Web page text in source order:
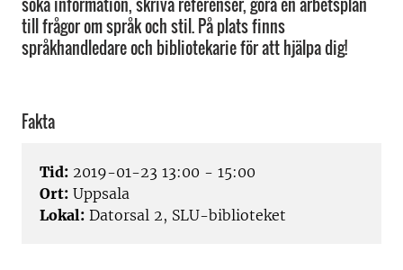
till frågor om språk och stil. På plats finns
språkhandledare och bibliotekarie för att hjälpa dig!
Fakta
Tid: 2019-01-23 13:00 - 15:00
Ort: Uppsala
Lokal: Datorsal 2, SLU-biblioteket